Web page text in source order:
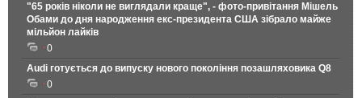
"65 років ніколи не виглядали краще", - фото-привітання Мішель
Обами до дня народження екс-президента США зібрало майже
мільйон лайків
0
Audi готується до випуску нового покоління позашляховика Q8
0